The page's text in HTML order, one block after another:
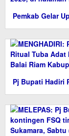
Pemkab Gelar
Pj Bupati Hadiri